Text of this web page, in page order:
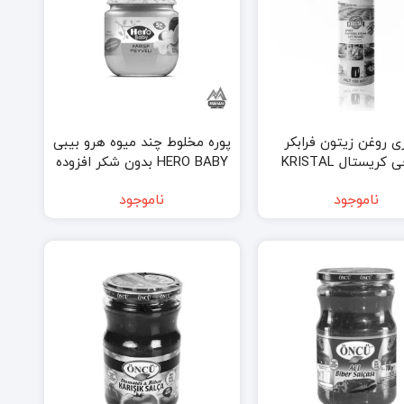
روغن زیتون فرابکر
طبیعی کریستال KRISTAL
ناموجود
پوره مخلوط چند میوه هرو بیبی
HERO BABY بدون شکر افزوده
puree multi fruit mix 125gr
ناموجود